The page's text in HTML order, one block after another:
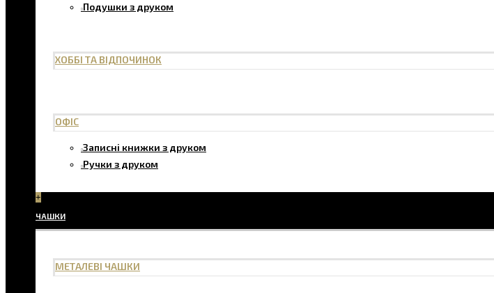
Подушки з друком
ХОББІ ТА ВІДПОЧИНОК
ОФІС
Записні книжки з друком
Ручки з друком
+
ЧАШКИ
МЕТАЛЕВІ ЧАШКИ